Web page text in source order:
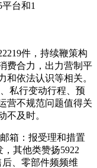
台和1
件，持续鞭策构
费合力，出力营制平
和依法认识等相关。
私行变动行程、预
营不规范问题值得关
不及时。
箱：报受理和措置
，其他类赞扬5922
、零部件频频维